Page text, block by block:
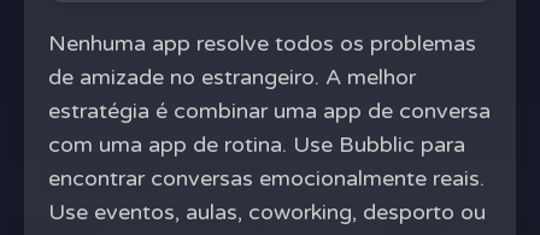
Nenhuma app resolve todos os problemas
de amizade no estrangeiro. A melhor
estratégia é combinar uma app de conversa
com uma app de rotina. Use Bubblic para
encontrar conversas emocionalmente reais.
Use eventos, aulas, coworking, desporto ou